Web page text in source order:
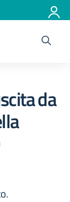
da